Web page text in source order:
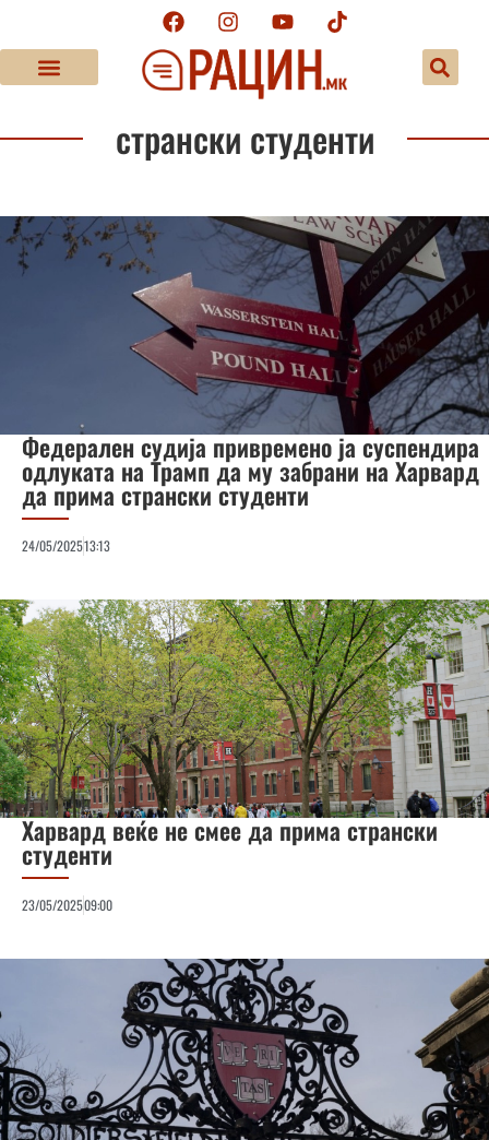
странски студенти
Федерален судија привремено ја суспендира
одлуката на Трамп да му забрани на Харвард
да прима странски студенти
24/05/202513:13
Харвард веќе не смее да прима странски
студенти
23/05/202509:00